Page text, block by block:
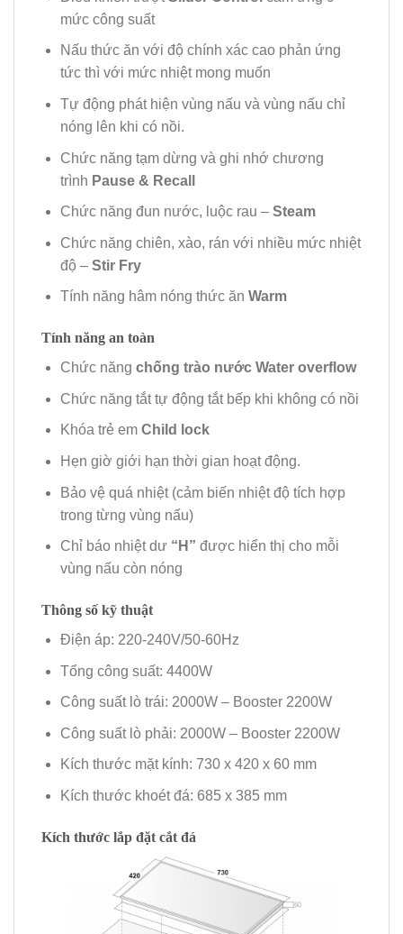
mức công suất
Nấu thức ăn với độ chính xác cao phản ứng
tức thì với mức nhiệt mong muốn
Tự động phát hiện vùng nấu và vùng nấu chỉ
nóng lên khi có nồi.
Chức năng tạm dừng và ghi nhớ chương
trình Pause & Recall
Chức năng đun nước, luộc rau – Steam
Chức năng chiên, xào, rán với nhiều mức nhiệt
độ – Stir Fry
Tính năng hâm nóng thức ăn Warm
Tính năng an toàn
Chức năng chống trào nước Water overflow
Chức năng tắt tự động tắt bếp khi không có nồi
Khóa trẻ em Child lock
Hẹn giờ giới hạn thời gian hoạt động.
Bảo vệ quá nhiệt (cảm biến nhiệt độ tích hợp
trong từng vùng nấu)
Chỉ báo nhiệt dư “H” được hiển thị cho mỗi
vùng nấu còn nóng
Thông số kỹ thuật
Điện áp: 220-240V/50-60Hz
Tổng công suất: 4400W
Công suất lò trái: 2000W – Booster 2200W
Công suất lò phải: 2000W – Booster 2200W
Kích thước mặt kính: 730 x 420 x 60 mm
Kích thước khoét đá: 685 x 385 mm
Kích thước lắp đặt cắt đá